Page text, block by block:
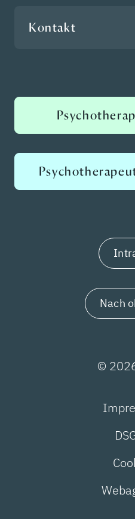
Kontakt
Nach
©